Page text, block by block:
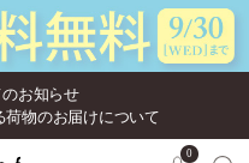
お知らせ
物のお届けについて
0